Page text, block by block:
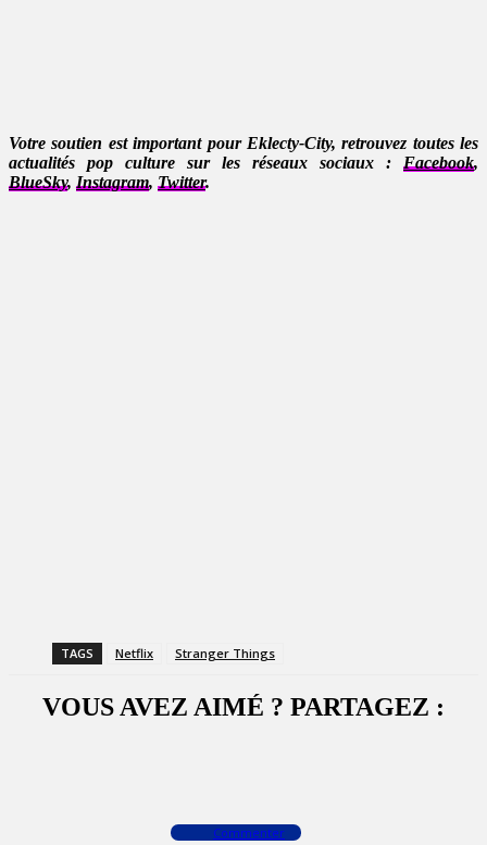
Votre soutien est important pour Eklecty-City, retrouvez toutes les
actualités pop culture sur les réseaux sociaux : Facebook,
BlueSky, Instagram, Twitter.
TAGS Netflix Stranger Things
VOUS AVEZ AIMÉ ? PARTAGEZ :
Commenter